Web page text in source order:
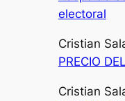
electoral
Cristian
PRECIO
Cristian